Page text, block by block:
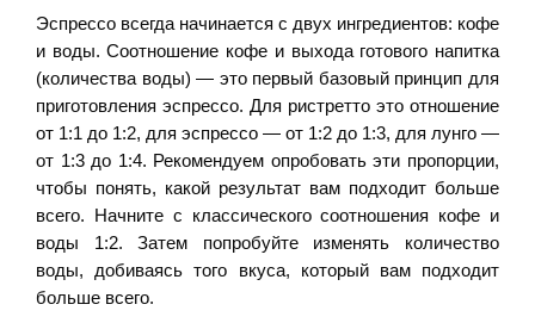
Эспрессо всегда начинается с двух ингредиентов: кофе
и воды. Соотношение кофе и выхода готового напитка
(количества воды) — это первый базовый принцип для
приготовления эспрессо. Для ристретто это отношение
от 1:1 до 1:2, для эспрессо — от 1:2 до 1:3, для лунго —
от 1:3 до 1:4. Рекомендуем опробовать эти пропорции,
чтобы понять, какой результат вам подходит больше
всего. Начните с классического соотношения кофе и
воды 1:2. Затем попробуйте изменять количество
воды, добиваясь того вкуса, который вам подходит
больше всего.